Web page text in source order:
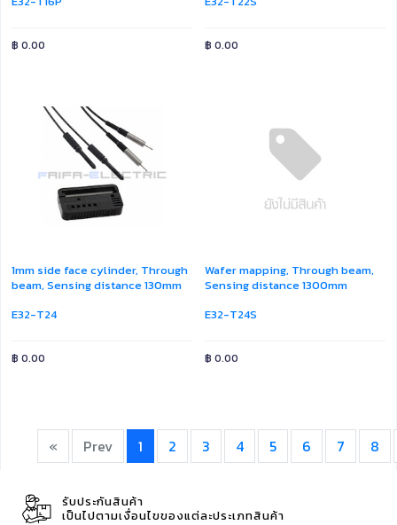
฿ 0.00 ฿ 0.00
1mm side face cylinder, Through
beam, Sensing distance 130mm
E32-T24
฿ 0.00
Wafer mapping, Through beam,
Sensing distance 1300mm
E32-T24S
฿ 0.00
« Prev 1 2 3 4 5 6 7 8
รับประกันสินค้า
เป็นไปตามเงื่อนไขของแต่ละประเภทสินค้า